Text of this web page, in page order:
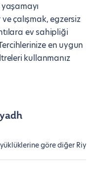
çalışmak, egzersiz
ev sahipliği
en uygun
kullanmanız
göre diğer